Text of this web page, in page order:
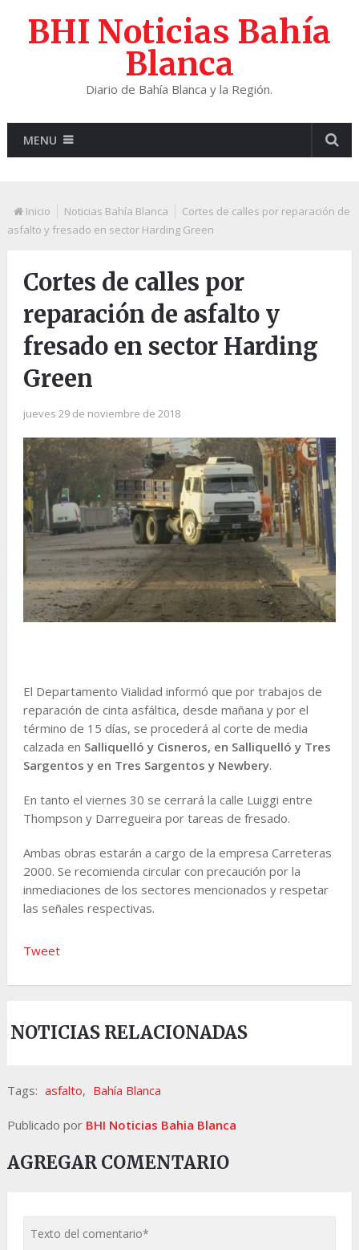
BHI Noticias Bahía
Blanca
Diario de Bahía Blanca y la Región.
MENU
Inicio Noticias Bahía Blanca
Cortes de calles por reparación de
asfalto y fresado en sector Harding Green
Cortes de calles por
reparación de asfalto y
fresado en sector Harding
Green
jueves 29 de noviembre de 2018
El Departamento Vialidad informó que por trabajos de
reparación de cinta asfáltica, desde mañana y por el
término de 15 días, se procederá al corte de media
calzada en Salliquelló y Cisneros, en Salliquelló y Tres
Sargentos y en Tres Sargentos y Newbery.
En tanto el viernes 30 se cerrará la calle Luiggi entre
Thompson y Darregueira por tareas de fresado.
Ambas obras estarán a cargo de la empresa Carreteras
2000. Se recomienda circular con precaución por la
inmediaciones de los sectores mencionados y respetar
las señales respectivas.
Tweet
NOTICIAS RELACIONADAS
Tags: asfalto, Bahía Blanca
Publicado por BHI Noticias Bahia Blanca
AGREGAR COMENTARIO